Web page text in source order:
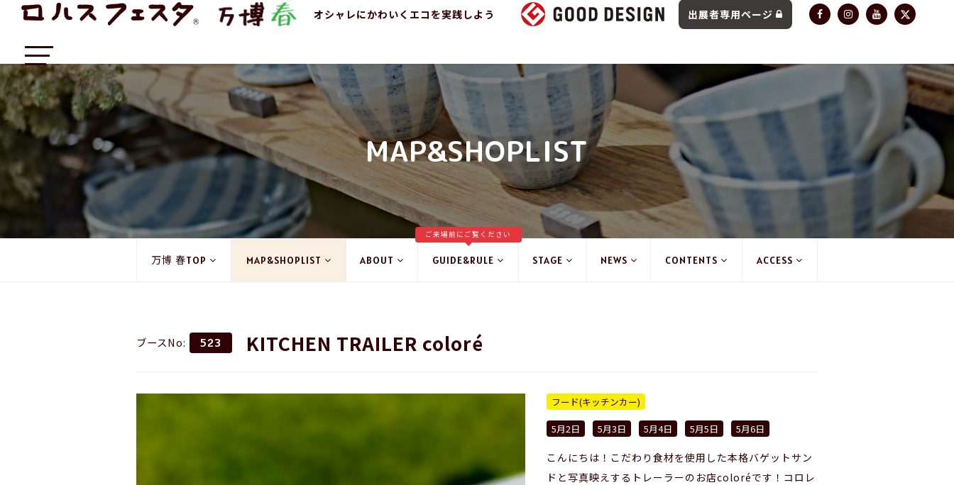
オシャレにかわいくエコを実践しよう 出展者専用ページ
MAP&SHOPLIST
万博 春TOP MAP&SHOPLIST ABOUT GUIDE&RULE
ご来場前にご覧ください
STAGE NEWS CONTENTS ACCESS
ブースNo: 523 KITCHEN TRAILER coloré
フード(キッチンカー)
5月2日
5月3日 5月4日 5月5日 5月6日
こんにちは！こだわり食材を使用した本格バゲットサン
ドと写真映えするトレーラーのお店coloréです！コロレ